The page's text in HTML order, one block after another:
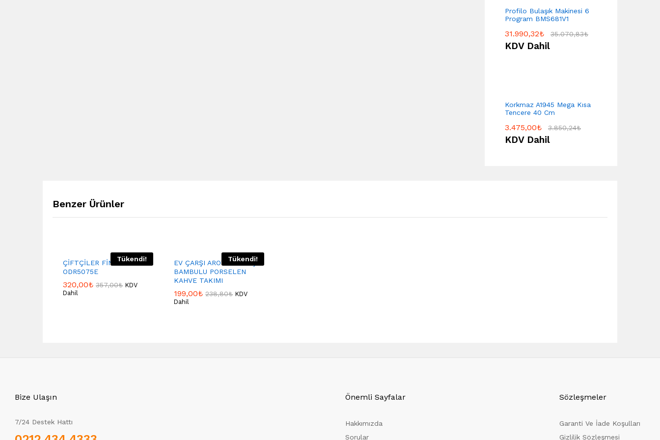
Profilo Bulaşık Makinesi 6
Program BMS681V1
31.990,32₺ 35.070,83₺
KDV Dahil
Korkmaz A1945 Mega Kısa
Tencere 40 Cm
3.475,00₺ 3.850,24₺
KDV Dahil
Benzer Ürünler
Tükendi!
ÇİFTÇİLER FİNCAN 6 LI
ODR5075E
320,00₺ 357,00₺ KDV
Dahil
Tükendi!
EV ÇARŞI AROW 13 PARÇA
BAMBULU PORSELEN
KAHVE TAKIMI
199,00₺ 238,80₺ KDV
Dahil
Bize Ulaşın
7/24 Destek Hattı
Önemli Sayfalar
Hakkımızda
Sorular
Sözleşmeler
Garanti Ve İade Koşulları
Gizlilik Sözleşmesi